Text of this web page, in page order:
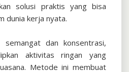
solusi praktis yang bisa
dunia kerja nyata.
semangat dan konsentrasi,
aktivitas ringan yang
Metode ini membuat